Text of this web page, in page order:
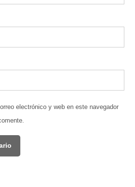
electrónico y web en este navegador